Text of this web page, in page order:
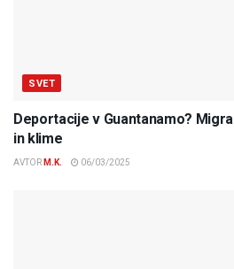
SVET
Deportacije v Guantanamo?
in klime
AVTOR M.K. 06/03/2025